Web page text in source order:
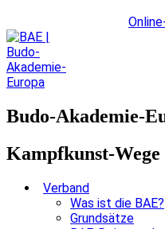
Budo-Akademie-
Kampfkunst-Wege
Verband
Was ist die BAE?
Grundsätze